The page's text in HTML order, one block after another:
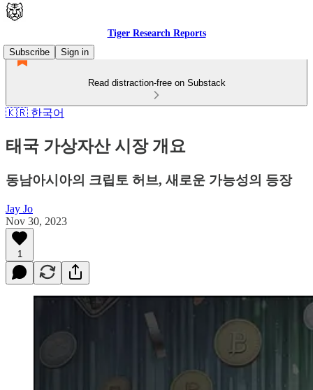
Tiger Research Reports
Subscribe
Sign in
Read distraction-free on Substack
🇰🇷 한국어
태국 가상자산 시장 개요
동남아시아의 크립토 허브, 새로운 가능성의 등장
Jay Jo
Nov 30, 2023
1